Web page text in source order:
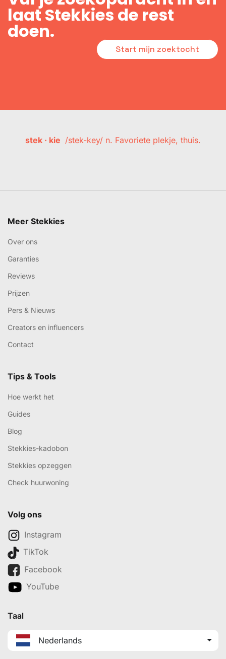
laat Stekkies de rest
doen.
Start mijn zoektocht
stek · kie /stek-key/ n. Favoriete plekje, thuis.
Meer Stekkies
Over ons
Garanties
Reviews
Prijzen
Pers & Nieuws
Creators en influencers
Contact
Tips & Tools
Hoe werkt het
Guides
Blog
Stekkies-kadobon
Stekkies opzeggen
Check huurwoning
Volg ons
Instagram
TikTok
Facebook
YouTube
Taal
Nederlands